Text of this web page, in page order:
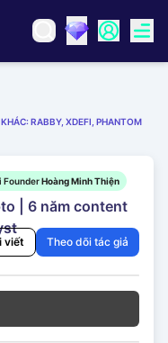
RABBY, XDEFI, PHANTOM
FounderHoàng Minh Thiện
| 6 năm content
viết Theo dõi tác giả